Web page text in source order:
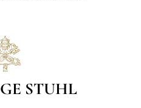
STUHL